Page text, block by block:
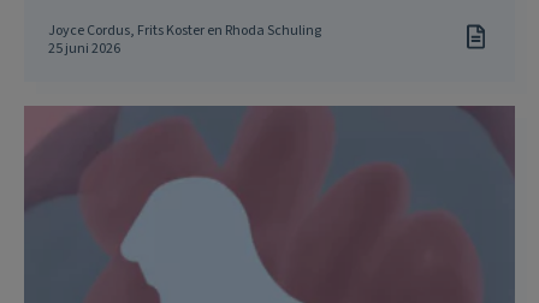
Joyce Cordus, Frits Koster en Rhoda Schuling
25 juni 2026